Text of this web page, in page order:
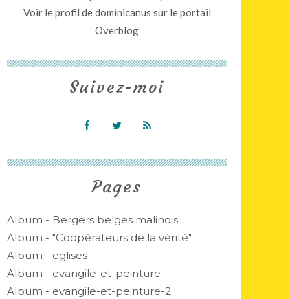
Pages
Album - Bergers belges malinois
Album - "Coopérateurs de la vérité"
Album - eglises
Album - evangile-et-peinture
Album - evangile-et-peinture-2
Voir le profil dedominicanus sur le portail
Overblog
Suivez-moi